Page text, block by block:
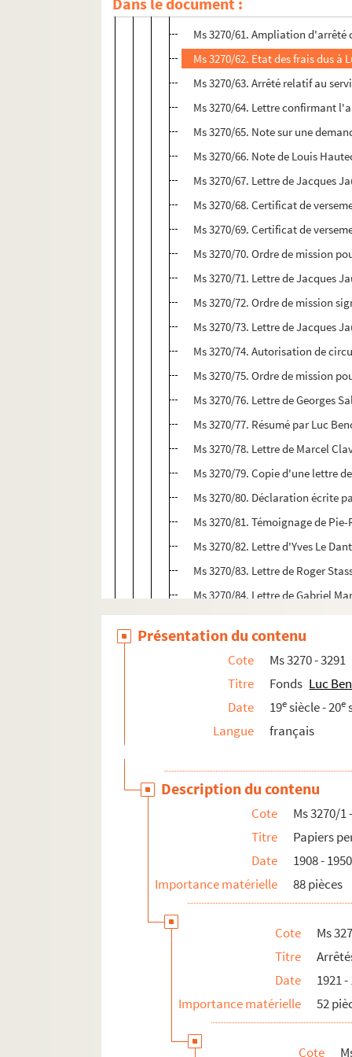
Ms 3270/60. Arrêté de
Ms 3270/61. Ampliation
Ms 3270/62. Etat des frais dus
Ms 3270/63. Arrêté relatif au
Ms 3270/64. Lettre confirmant
Ms 3270/65. Note sur une
Ms 3270/66. Note de Louis
Ms 3270/67. Lettre de Jacques
Ms 3270/68. Certificat de
Ms 3270/69. Certificat de
Ms 3270/70. Ordre de mission
Ms 3270/71. Lettre de Jacques
Ms 3270/72. Ordre de mission
Ms 3270/73. Lettre de Jacques
Ms 3270/74. Autorisation de
Ms 3270/75. Ordre de mission
Ms 3270/76. Lettre de Georges
Ms 3270/77. Résumé par Luc
Ms 3270/78. Lettre de Marcel
Ms 3270/79. Copie d'une lettre
Ms 3270/80. Déclaration écrite
Ms 3270/81. Témoignage de
Ms 3270/82. Lettre d'Yves Le
Ms 3270/83. Lettre de Roger
Ms 3270/84. Lettre de Gabriel
Ms 3270/86. Ordre de mission
Ms 3270/87. Ordre de mission
Ms 3270/88. Château de
Ms 3273/1 - 301. Correspondance
Ms 3274/1 - 41. Correspondance
Ms 3275/1 - 3. Correspondance avec
Ms 3276/1 - 17. Correspondance diverse
Ms 3277/1 - 139. Correspondance et
Ms 3278/1 - 53. Famille Benoist et alliées
Ms 3279/1 - 124. Correspondance
Ms 3280/1 - 11. L'Esotérisme :
Ms 3281/1 - 13. Documentation éparse
Ms 3283/1 - 6. Villégiatures de cure
Ms 3284.Mémorial pour une ombre
Présentation du contenu
Cote
Ms 3270 - 3291
Titre
Fonds Luc
Date
19esiècle - 20e
Langue
français
Description du contenu
Cote
Ms 3270/1
Titre
Papiers
Date
1908 - 1950
Importance matérielle
88 pièces
Cote
Ms
Titre
Date
1921 -
Importance matérielle
52
Cote